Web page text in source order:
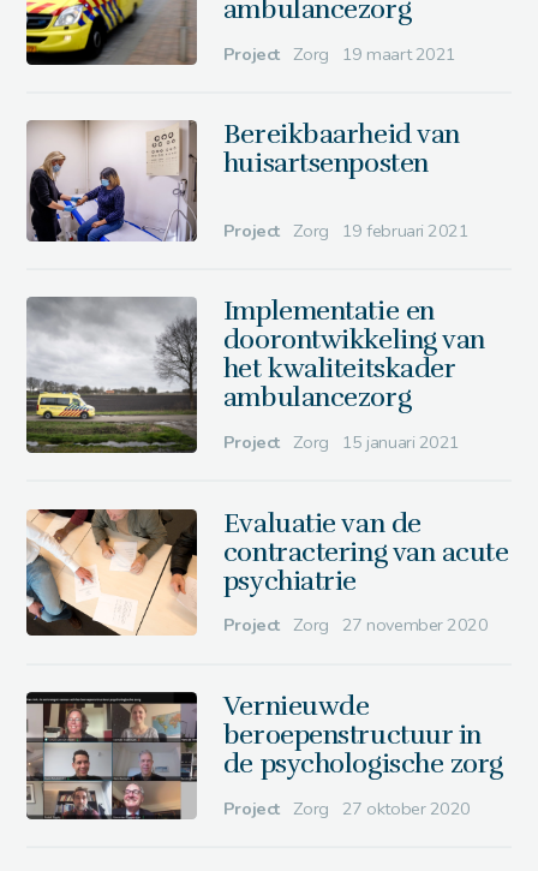
ambulancezorg
Project Zorg 19 maart 2021
Bereikbaarheid van
huisartsenposten
Project Zorg 19 februari 2021
Implementatie en
doorontwikkeling van
het kwaliteitskader
ambulancezorg
Project Zorg 15 januari 2021
Evaluatie van de
contractering van acute
psychiatrie
Project Zorg 27 november 2020
Vernieuwde
beroepenstructuur in
de psychologische zorg
Project Zorg 27 oktober 2020